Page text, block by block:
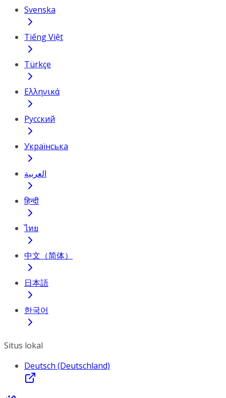
Svenska
Tiếng Việt
Türkçe
Ελληνικά
Русский
Українська
العربية
हिन्दी
ไทย
中文（简体）
日本語
한국어
Situs lokal
Deutsch (Deutschland)